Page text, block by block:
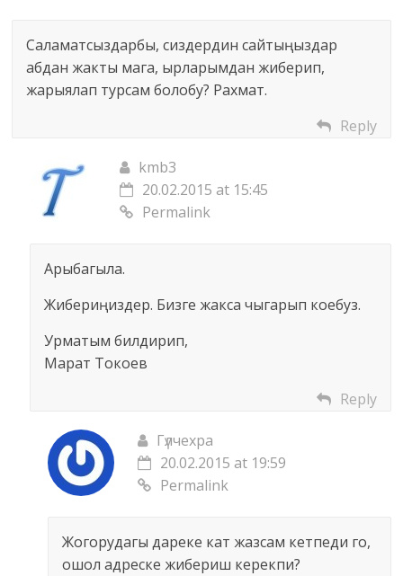
Саламатсыздарбы, сиздердин сайтыңыздар
абдан жакты мага, ырларымдан жиберип,
жарыялап турсам болобу? Рахмат.
Reply
kmb3
20.02.2015 at 15:45
Permalink
Арыбагыла.
Жибериңиздер. Бизге жакса чыгарып коебуз.
Урматым билдирип,
Марат Токоев
Reply
Гүлчехра
20.02.2015 at 19:59
Permalink
Жогорудагы дареке кат жазсам кетпеди го,
ошол адреске жибериш керекпи?